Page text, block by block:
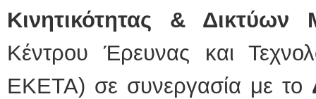
Κινητικότητας &
Κέντρου Έρευνας και
ΕΚΕΤΑ) σε συνεργασία με το